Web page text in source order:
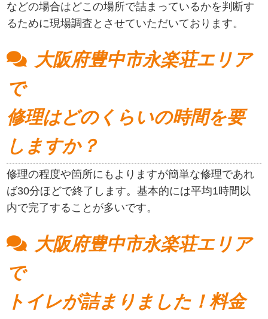
などの場合はどこの場所で詰まっているかを判断す
るために現場調査とさせていただいております。
大阪府豊中市永楽荘エリア
で
修理はどのくらいの時間を要
しますか？
修理の程度や箇所にもよりますが簡単な修理であれ
ば30分ほどで終了します。基本的には平均1時間以
内で完了することが多いです。
大阪府豊中市永楽荘エリア
で
トイレが詰まりました！料金